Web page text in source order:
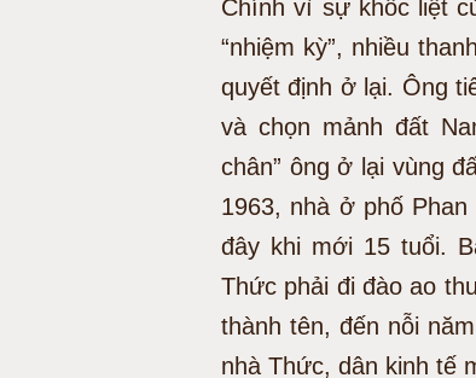
Chính vì sự khốc liệt
“nhiệm kỳ”, nhiều
quyết định ở lại. Ông
và chọn mảnh đất
chân” ông ở lại vùng
1963, nhà ở phố
đây khi mới 15 tuổi.
Thức phải đi đào ao
thành tên, đến nỗi
nhà Thức, dân kinh tế